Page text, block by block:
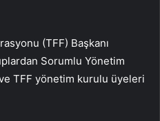
(TFF) Başkanı
Sorumlu Yönetim
TFF yönetim kurulu üyeleri